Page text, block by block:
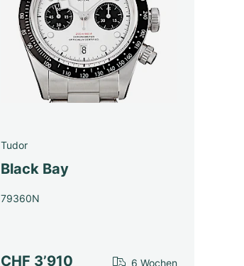
Tudor
Black Bay
79360N
CHF 3’910 6 Wochen